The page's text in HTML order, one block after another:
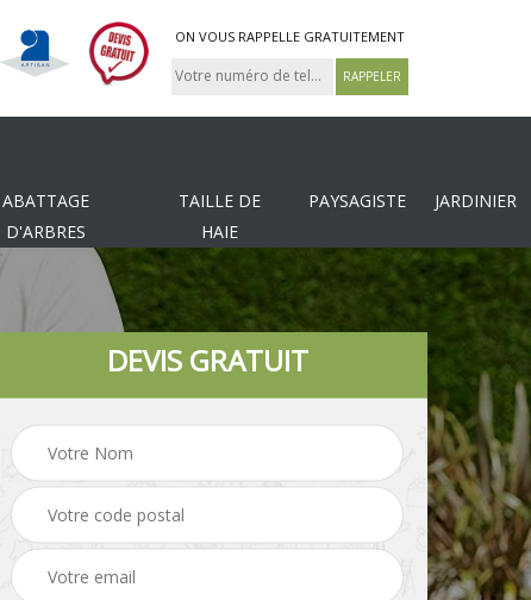
ON VOUS RAPPELLE GRATUITEMENT
ABATTAGE
D'ARBRES
TAILLE DE
HAIE
PAYSAGISTE JARDINIER
Tonte et réfection de
pelouse Pose de clôture
DEVIS GRATUIT